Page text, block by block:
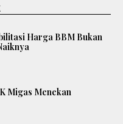
Harga BBM Bukan
Migas Menekan